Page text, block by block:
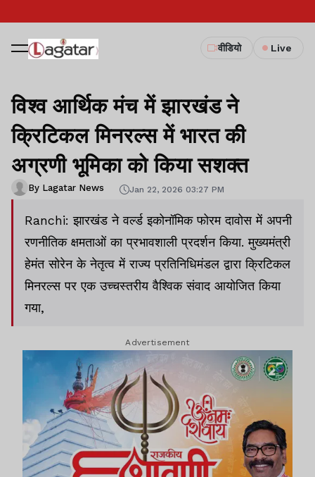
वीडियो Live
विश्व आर्थिक मंच में झारखंड ने
क्रिटिकल मिनरल्स में भारत की
अग्रणी भूमिका को किया सशक्त
By Lagatar News Jan 22, 2026 03:27 PM
Ranchi: झारखंड ने वर्ल्ड इकोनॉमिक फोरम दावोस में अपनी
रणनीतिक क्षमताओं का प्रभावशाली प्रदर्शन किया. मुख्यमंत्री
हेमंत सोरेन के नेतृत्व में राज्य प्रतिनिधिमंडल द्वारा क्रिटिकल
मिनरल्स पर एक उच्चस्तरीय वैश्विक संवाद आयोजित किया
गया,
Advertisement